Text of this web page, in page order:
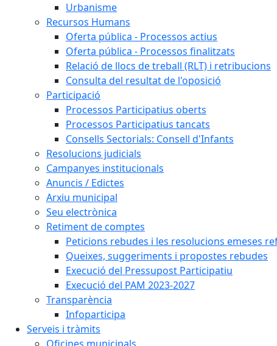
Urbanisme
Recursos Humans
Oferta pública - Processos actius
Oferta pública - Processos finalitzats
Relació de llocs de treball (RLT) i retribucions
Consulta del resultat de l'oposició
Participació
Processos Participatius oberts
Processos Participatius tancats
Consells Sectorials: Consell d'Infants
Resolucions judicials
Campanyes institucionals
Anuncis / Edictes
Arxiu municipal
Seu electrònica
Retiment de comptes
Peticions rebudes i les resolucions emeses
Queixes, suggeriments i propostes rebudes
Execució del Pressupost Participatiu
Execució del PAM 2023-2027
Transparència
Infoparticipa
Serveis i tràmits